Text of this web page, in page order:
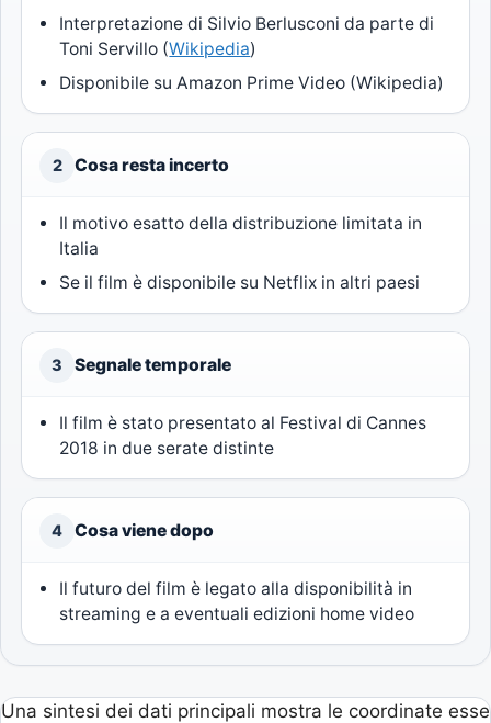
Interpretazione di Silvio Berlusconi da parte di
Toni Servillo (Wikipedia)
Disponibile su Amazon Prime Video (Wikipedia)
2 Cosa resta incerto
Il motivo esatto della distribuzione limitata in
Italia
Se il film è disponibile su Netflix in altri paesi
3 Segnale temporale
Il film è stato presentato al Festival di Cannes
2018 in due serate distinte
4 Cosa viene dopo
Il futuro del film è legato alla disponibilità in
streaming e a eventuali edizioni home video
Una sintesi dei dati principali mostra le coordinate